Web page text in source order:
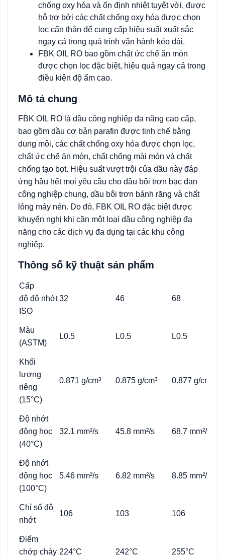
chống oxy hóa và ổn định nhiệt tuyệt vời, được
hỗ trợ bởi các chất chống oxy hóa được chọn
lọc cẩn thận để cung cấp hiệu suất xuất sắc
ngay cả trong quá trình vận hành kéo dài.
FBK OIL RO bao gồm chất ức chế ăn mòn
được chọn lọc đặc biệt, hiệu quả ngay cả trong
điều kiện độ ẩm cao.
Mô tả chung
FBK OIL RO là dầu công nghiệp đa năng cao cấp,
bao gồm dầu cơ bản parafin được tinh chế bằng
dung môi, các chất chống oxy hóa được chọn lọc,
chất ức chế ăn mòn, chất chống mài mòn và chất
chống tạo bọt. Hiệu suất vượt trội của dầu này đáp
ứng hầu hết mọi yêu cầu cho dầu bôi trơn bạc đạn
công nghiệp chung, dầu bôi trơn bánh răng và chất
lỏng máy nén. Do đó, FBK OIL RO đặc biệt được
khuyến nghị khi cần một loại dầu công nghiệp đa
năng cho các dịch vụ đa dụng tại các khu công
nghiệp.
Thông số kỹ thuật sản phẩm
Cấp
độ độ nhớt
ISO
32 46 68
Màu
(ASTM)
L0.5 L0.5 L0.5
Khối
lượng
riêng
(15°C)
0.871 g/cm³ 0.875 g/cm³ 0.877 g/cm³
Độ nhớt
động học
(40°C)
32.1 mm²/s 45.8 mm²/s 68.7 mm²/s
Độ nhớt
động học
(100°C)
5.46 mm²/s 6.82 mm²/s 8.85 mm²/s
Chỉ số độ
nhớt
106 103 106
Điểm
chớp cháy 224°C 242°C 255°C